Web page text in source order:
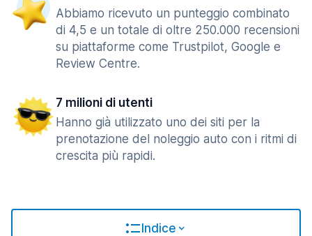
Abbiamo ricevuto un punteggio combinato
di 4,5 e un totale di oltre 250.000 recensioni
su piattaforme come Trustpilot, Google e
Review Centre.
7 milioni di utenti
Hanno già utilizzato uno dei siti per la
prenotazione del noleggio auto con i ritmi di
crescita più rapidi.
Indice